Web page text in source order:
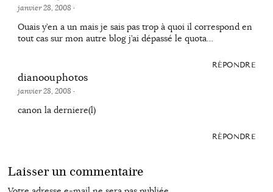
janvier 28, 2008 ·
Ouais y’en a un mais je sais pas trop à quoi il correspond en
tout cas sur mon autre blog j’ai dépassé le quota…
RÉPONDRE
dianoouphotos
janvier 28, 2008 ·
canon la derniere(l)
RÉPONDRE
Laisser un commentaire